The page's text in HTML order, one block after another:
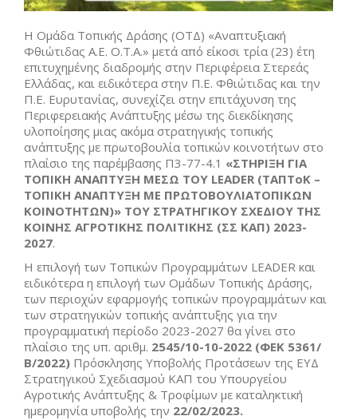
Η Ομάδα Τοπικής Δράσης (ΟΤΔ) «Αναπτυξιακή
Φθιώτιδας Α.Ε. Ο.Τ.Α.» μετά από είκοσι τρία (23) έτη
επιτυχημένης διαδρομής στην Περιφέρεια Στερεάς
Ελλάδας, και ειδικότερα στην Π.Ε. Φθιώτιδας και την
Π.Ε. Ευρυτανίας, συνεχίζει στην επιτάχυνση της
Περιφερειακής Ανάπτυξης μέσω της διεκδίκησης
υλοποίησης μιας ακόμα στρατηγικής τοπικής
ανάπτυξης με πρωτοβουλία τοπικών κοινοτήτων στο
πλαίσιο της παρέμβασης Π3-77-4.1 «ΣΤΗΡΙΞΗ ΓΙΑ
ΤΟΠΙΚΗ ΑΝΑΠΤΥΞΗ ΜΕΣΩ ΤΟΥ LEADER (ΤΑΠΤοΚ –
ΤΟΠΙΚΗ ΑΝΑΠΤΥΞΗ ΜΕ ΠΡΩΤΟΒΟΥΛΙΑΤΟΠΙΚΩΝ
ΚΟΙΝΟΤΗΤΩΝ)» ΤΟΥ ΣΤΡΑΤΗΓΙΚΟΥ ΣΧΕΔΙΟΥ ΤΗΣ
ΚΟΙΝΗΣ ΑΓΡΟΤΙΚΗΣ ΠΟΛΙΤΙΚΗΣ (ΣΣ ΚΑΠ) 2023-
2027.
Η επιλογή των Τοπικών Προγραμμάτων LEADER και
ειδικότερα η επιλογή των Ομάδων Τοπικής Δράσης,
των περιοχών εφαρμογής τοπικών προγραμμάτων και
των στρατηγικών τοπικής ανάπτυξης για την
προγραμματική περίοδο 2023-2027 θα γίνει στο
πλαίσιο της υπ. αριθμ. 2545/10-10-2022 (ΦΕΚ 5361/
Β/2022) Πρόσκλησης Υποβολής Προτάσεων της ΕΥΔ
Στρατηγικού Σχεδιασμού ΚΑΠ του Υπουργείου
Αγροτικής Ανάπτυξης & Τροφίμων με καταληκτική
ημερομηνία υποβολής την 22/02/2023.